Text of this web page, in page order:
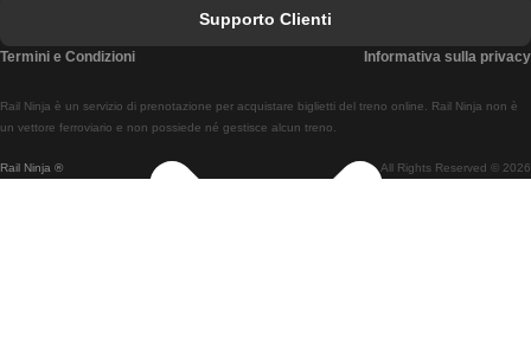
Treni Da Lisbon A Braga
Treni Da Braga A Lisbona
Rail Ninja ® All Rights Reserved © 2026
Rail Ninja è un servizio di prenotazione per acquistare biglietti del treno online. Rail Ninja non è
un vettore ferroviario e non possiede né gestisce alcun treno.
Supporto Clienti
Termini e Condizioni Informativa sulla privacy